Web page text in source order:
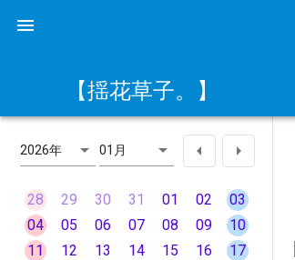
【揺花草子。】
2026年 01月
28 29 30 31 01 02
03
04
05 06 07 08 09
10
11
12 13 14 15 16
17